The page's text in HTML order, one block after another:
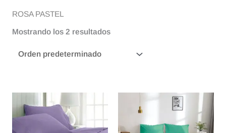
ROSA PASTEL
Mostrando los 2 resultados
de
tiene
Rango
precios:
desde
producto
tiene